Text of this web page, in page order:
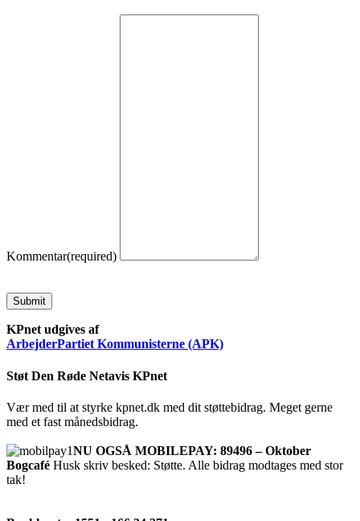
Kommentar(required)
Submit
KPnet udgives af
ArbejderPartiet Kommunisterne (APK)
Støt Den Røde Netavis KPnet
Vær med til at styrke kpnet.dk med dit støttebidrag. Meget gerne
med et fast månedsbidrag.
NU OGSÅ MOBILEPAY: 89496 – Oktober
Bogcafé Husk skriv besked: Støtte. Alle bidrag modtages med stor
tak!